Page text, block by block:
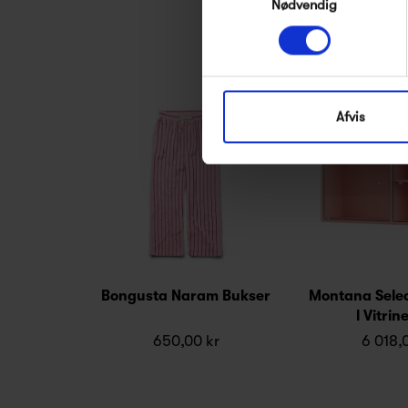
Nødvendig
Afvis
Bongusta Naram Bukser
650,00 kr
Montana
l
6